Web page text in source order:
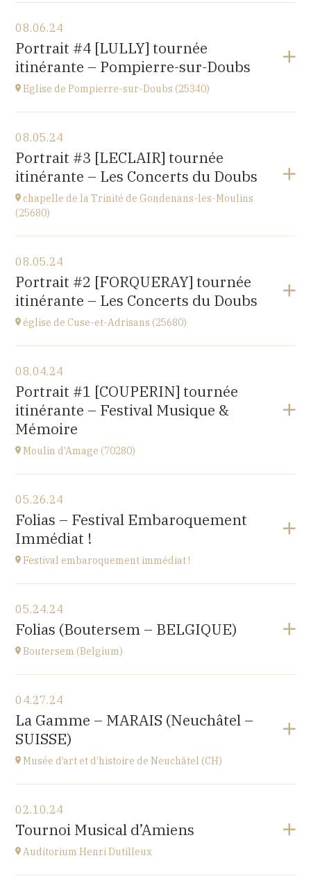
Abbaye Sainte-Odile
place de l'abbaye, 25110 Baume-les-Dames
at20H00
08.06.24
Portrait #4 [LULLY] tournée
itinérante – Pompierre-sur-Doubs
Eglise de Pompierre-sur-Doubs (25340)
Eglise de Pompierre-sur-Doubs (25340)
3 chemin de l'église
at20H00
08.05.24
Portrait #3 [LECLAIR] tournée
itinérante – Les Concerts du Doubs
chapelle de la Trinité de Gondenans-les-Moulins
(25680)
Gondenans-les-Moulins
(25680)
at18H00
08.05.24
Portrait #2 [FORQUERAY] tournée
itinérante – Les Concerts du Doubs
église de Cuse-et-Adrisans (25680)
Cuse-et-Adrisans
(25680)
at15H
08.04.24
Portrait #1 [COUPERIN] tournée
itinérante – Festival Musique &
Mémoire
Moulin d'Amage (70280)
chemin du Moulin
70280 AMAGE
at15H
05.26.24
Folias – Festival Embaroquement
Immédiat !
Festival embaroquement immédiat !
Le Nord (59)
at17H00
05.24.24
Folias (Boutersem – BELGIQUE)
Boutersem (Belgium)
Sint-Annakerk
Roosbeek
at20H00
Go to site
04.27.24
La Gamme – MARAIS (Neuchâtel –
SUISSE)
Musée d’art et d’histoire de Neuchâtel (CH)
Esplanade Léopold-Robert 1 CH-2000 Neuchâtel
at20H15
02.10.24
Tournoi Musical d’Amiens
Auditorium Henri Dutilleux